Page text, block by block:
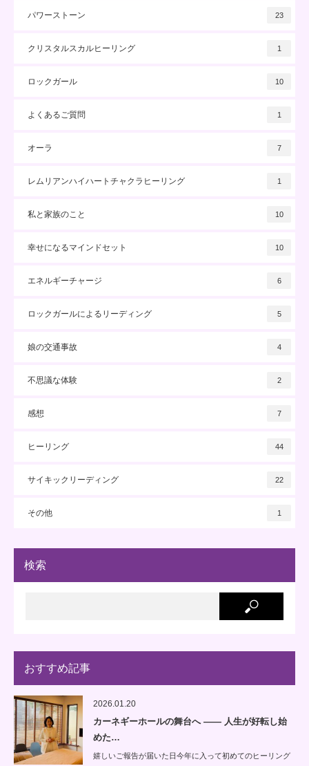
パワーストーン 23
クリスタルスカルヒーリング 1
ロックガール 10
よくあるご質問 1
オーラ 7
レムリアンハイハートチャクラヒーリング 1
私と家族のこと 10
幸せになるマインドセット 10
エネルギーチャージ 6
ロックガールによるリーディング 5
娘の交通事故 4
不思議な体験 2
感想 7
ヒーリング 44
サイキックリーディング 22
その他 1
検索
おすすめ記事
2026.01.20
カーネギーホールの舞台へ —— 人生が好転し始
めた…
嬉しいご報告が届いた日今年に入って初めてのヒーリング